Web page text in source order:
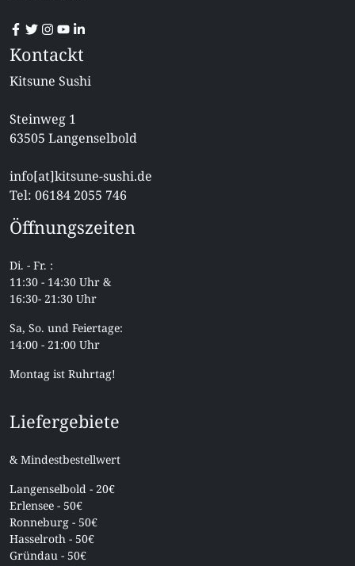
Kontackt
Kitsune Sushi
Steinweg 1
63505 Langenselbold
info[at]kitsune-sushi.de
Tel: 06184 2055 746
Öffnungszeiten
Di. - Fr. :
11:30 - 14:30 Uhr &
16:30- 21:30 Uhr
Sa, So. und Feiertage:
14:00 - 21:00 Uhr
Montag ist Ruhrtag!
Liefergebiete
& Mindestbestellwert
Langenselbold - 20€
Erlensee - 50€
Ronneburg - 50€
Hasselroth - 50€
Gründau - 50€